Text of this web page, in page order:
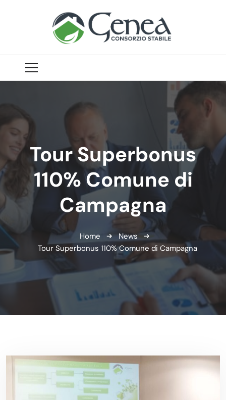
Tour Superbonus
110% Comune di
Campagna
Home
News
Tour Superbonus 110% Comune di Campagna